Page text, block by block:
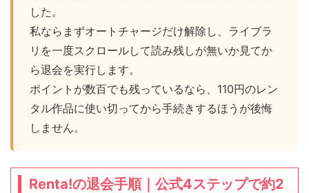
した。
私ならまずオートチャージだけ解除し、ライブラ
リを一度スクロールして読み残しが無いか見てか
ら退会を実行します。
ポイントが数百でも残っているなら、110円のレン
タル作品に使い切ってから手続きするほうが後悔
しません。
Renta!の退会手順｜公式4ステップで約2